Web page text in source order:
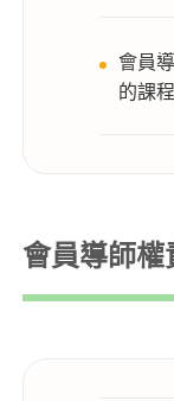
會員
的課
會員導師權